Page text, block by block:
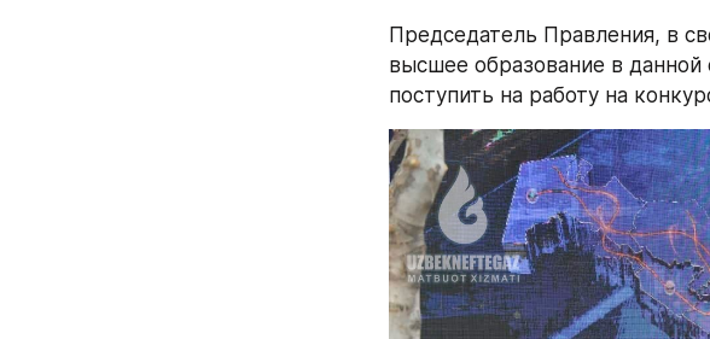
Председатель Правления, в
высшее образование в
поступить на работу на